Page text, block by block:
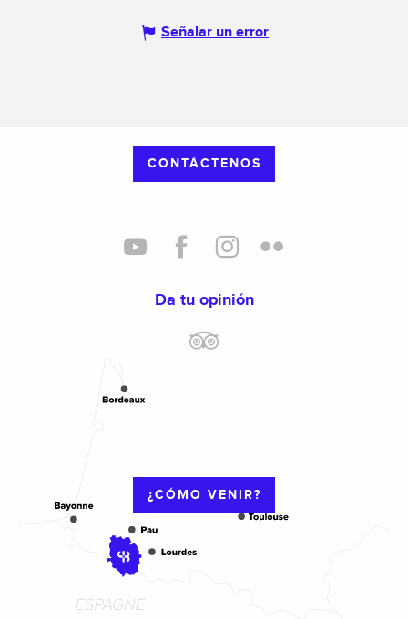
Señalar un error
CONTÁCTENOS
Da tu opinión
¿CÓMO VENIR?